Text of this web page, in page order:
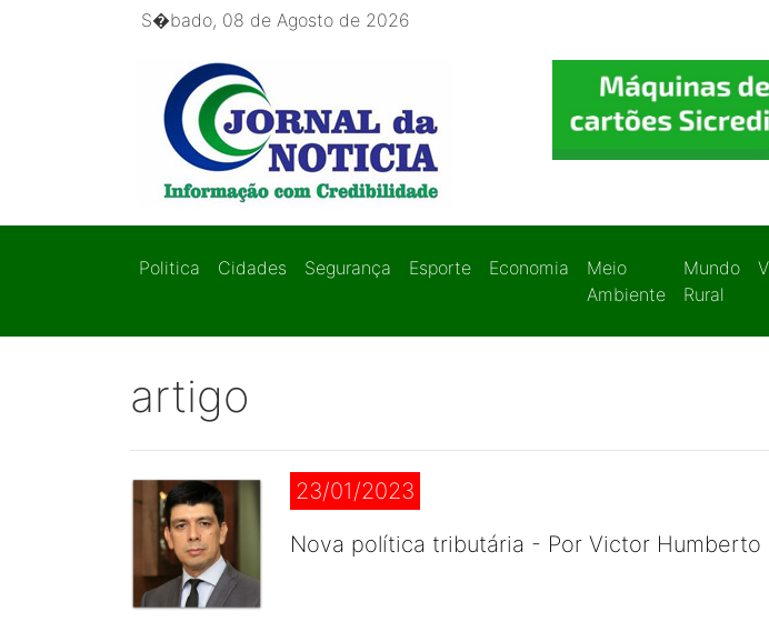
S�bado, 08 de Agosto de 2026
Politica Cidades Segurança Esporte Economia
Meio
Ambiente
Mundo
Rural
artigo
23/01/2023
Nova política tributária - Por Victor Humberto